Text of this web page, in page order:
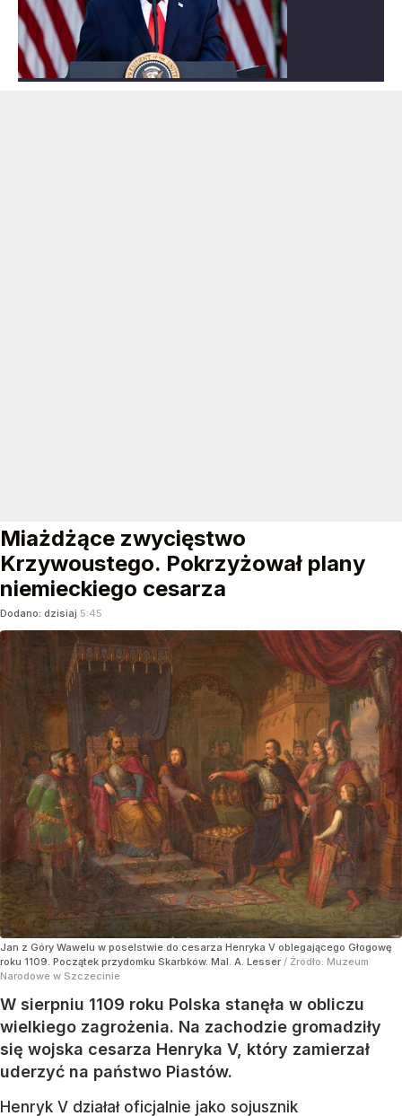
Miażdżące zwycięstwo
Krzywoustego. Pokrzyżował plany
niemieckiego cesarza
Dodano: dzisiaj 5:45
Jan z Góry Wawelu w poselstwie do cesarza Henryka V oblegającego Głogowę
roku 1109. Początek przydomku Skarbków. Mal. A. Lesser / Źródło: Muzeum
Narodowe w Szczecinie
W sierpniu 1109 roku Polska stanęła w obliczu
wielkiego zagrożenia. Na zachodzie gromadziły
się wojska cesarza Henryka V, który zamierzał
uderzyć na państwo Piastów.
Henryk V działał oficjalnie jako sojusznik